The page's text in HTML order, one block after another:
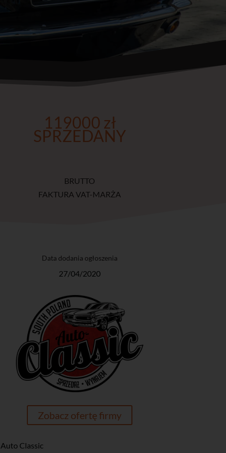
119000 zł
SPRZEDANY
BRUTTO
FAKTURA VAT-MARŻA
Data dodania ogłoszenia
27/04/2020
Zobacz ofertę firmy
Auto Classic